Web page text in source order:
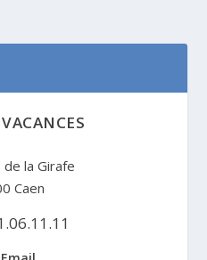
de la Girafe
Caen